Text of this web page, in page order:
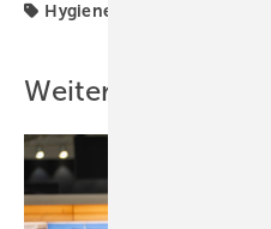
Hygiene
Weitere Inhalte